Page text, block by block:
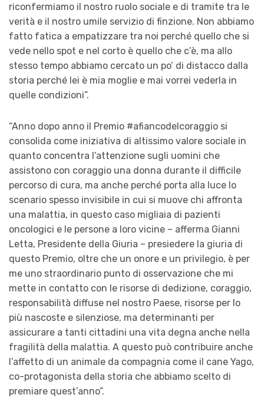
riconfermiamo il nostro ruolo sociale e di tramite tra le
verità e il nostro umile servizio di finzione. Non abbiamo
fatto fatica a empatizzare tra noi perché quello che si
vede nello spot e nel corto è quello che c’è, ma allo
stesso tempo abbiamo cercato un po’ di distacco dalla
storia perché lei è mia moglie e mai vorrei vederla in
quelle condizioni”.
“Anno dopo anno il Premio #afiancodelcoraggio si
consolida come iniziativa di altissimo valore sociale in
quanto concentra l’attenzione sugli uomini che
assistono con coraggio una donna durante il difficile
percorso di cura, ma anche perché porta alla luce lo
scenario spesso invisibile in cui si muove chi affronta
una malattia, in questo caso migliaia di pazienti
oncologici e le persone a loro vicine – afferma Gianni
Letta, Presidente della Giuria – presiedere la giuria di
questo Premio, oltre che un onore e un privilegio, è per
me uno straordinario punto di osservazione che mi
mette in contatto con le risorse di dedizione, coraggio,
responsabilità diffuse nel nostro Paese, risorse per lo
più nascoste e silenziose, ma determinanti per
assicurare a tanti cittadini una vita degna anche nella
fragilità della malattia. A questo può contribuire anche
l’affetto di un animale da compagnia come il cane Yago,
co-protagonista della storia che abbiamo scelto di
premiare quest’anno”.